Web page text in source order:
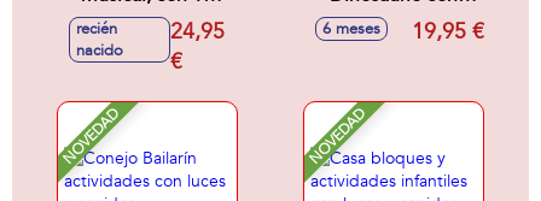
canciones
relajantes y modo
silencio, ajustable
41x22x35cm
recién
nacido
24,95
€
actividades 2 en 1,
con luces y sonidos
6 meses 19,95 €
NOVEDAD NOVEDAD